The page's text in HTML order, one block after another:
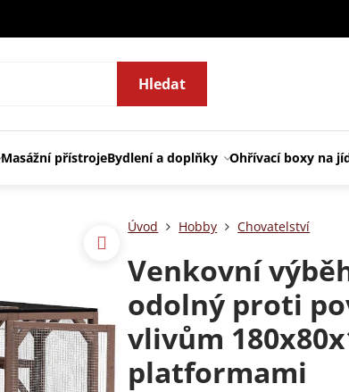
Hledat
Masážní přístrojeBydlení a doplňky Ohřívací boxy na
Úvod Hobby Chovatelství
Venkovní
odolný proti
vlivům
platformami